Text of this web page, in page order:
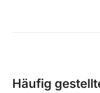
Häufig